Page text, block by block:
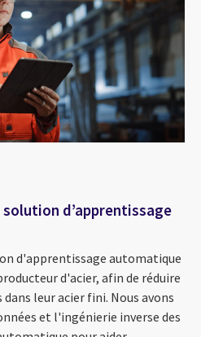
solution d’apprentissage
d'apprentissage automatique
d'acier, afin de réduire
leur acier fini. Nous avons
et l'ingénierie inverse des